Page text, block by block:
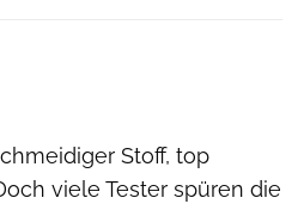
Stoff, top
viele Tester spüren die